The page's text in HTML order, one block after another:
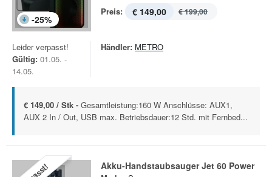
-25%
Preis: € 149,00 € 199,00
Leider verpasst!
Gültig: 01.05. -
14.05.
Händler: METRO
€ 149,00 / Stk - Gesamtleistung:160 W Anschlüsse: AUX1,
AUX 2 In / Out, USB max. Betriebsdauer:12 Std. mit Fernbed...
Akku-Handstaubsauger Jet 60 Power